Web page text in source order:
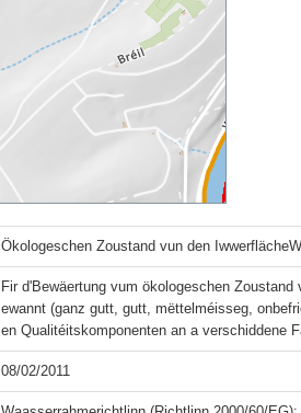
Ökologeschen Zoustand vun den
Fir d'Bewäertung vum ökologeschen
ewannt (ganz gutt, gutt, mëttelméisseg,
en Qualitéitskomponenten an a verschiddene
08/02/2011